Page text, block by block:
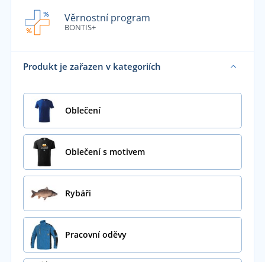
Věrnostní program
BONTIS+
Produkt je zařazen v kategoriích
Oblečení
Oblečení s motivem
Rybáři
Pracovní oděvy